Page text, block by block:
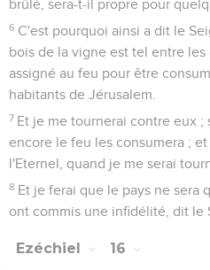
brûlé, sera-t-il propre pour
6 C'est pourquoi ainsi a dit le
bois de la vigne est tel entre
assigné au feu pour être
habitants de Jérusalem.
7 Et je me tournerai contre eux ;
encore le feu les consumera ;
l'Eternel, quand je me serai
8 Et je ferai que le pays ne sera
ont commis une infidélité, dit le
Ezéchiel 16